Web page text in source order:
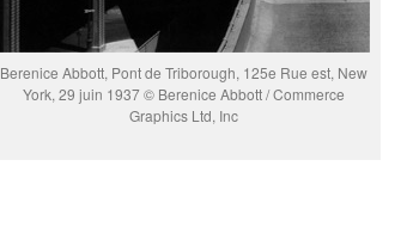
Berenice Abbott, Pont de Triborough, 125e Rue est, New
York, 29 juin 1937 © Berenice Abbott / Commerce
Graphics Ltd, Inc